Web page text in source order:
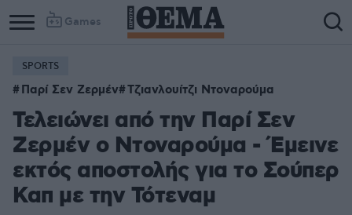
Games
SPORTS
Παρί Σεν Ζερμέν Τζιανλουίτζι Ντοναρούμα
Τελειώνει από την Παρί Σεν
Ζερμέν ο Ντοναρούμα - Έμεινε
εκτός αποστολής για το Σούπερ
Καπ με την Τότεναμ